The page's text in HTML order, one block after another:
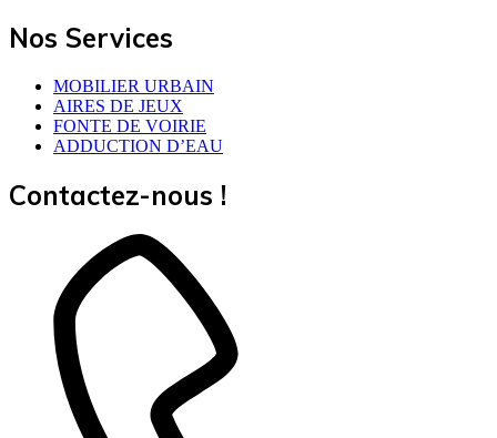
Nos Services
MOBILIER URBAIN
AIRES DE JEUX
FONTE DE VOIRIE
ADDUCTION D’EAU
Contactez-nous !